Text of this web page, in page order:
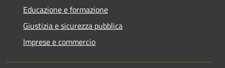
Educazione e formazione
Giustizia e sicurezza pubblica
Imprese e commercio